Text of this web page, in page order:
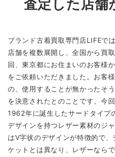
査定した店舗
ブランド古着買取専門店LIFEで
店舗を複数展開し、全国から買
回、東京都にお住まいのお客様
をご依頼いただきました。お客
の、使用することが無かったそ
を決意されたとのことです。今
1962年に誕生したサードタイプ
デザインを持つレザー素材のジ
はV字状のデザインが特徴的で
ケットとは異なり、レザーなら